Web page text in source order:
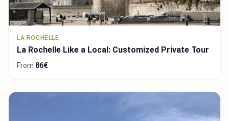
LA ROCHELLE
La Rochelle Like a Local: Customized Private Tour
From 86€